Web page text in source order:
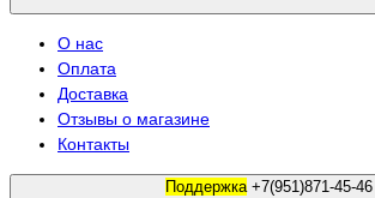
О нас
Оплата
Доставка
Отзывы о магазине
Контакты
Поддержка +7(951)871-45-46